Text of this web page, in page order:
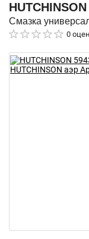
HUTCHINSON
Смазка
0